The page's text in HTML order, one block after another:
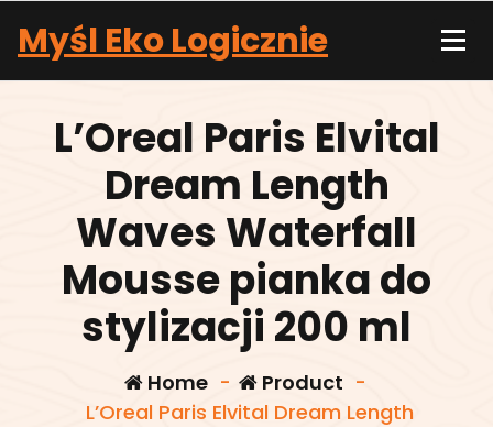
content
Myśl Eko Logicznie
L’Oreal Paris Elvital
Dream Length
Waves Waterfall
Mousse pianka do
stylizacji 200 ml
Home- Product -
L’Oreal Paris Elvital Dream Length